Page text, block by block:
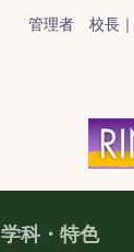
管理者 校長
学科・特色